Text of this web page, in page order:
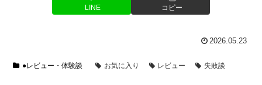
LINE コピー
2026.05.23
●レビュー・体験談 お気に入り レビュー 失敗談